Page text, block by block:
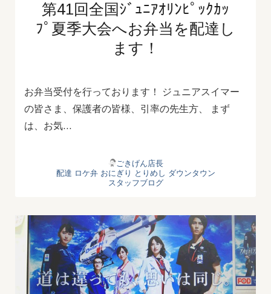
第41回全国ｼﾞｭﾆｱｵﾘﾝﾋﾟｯｸｶｯ
ﾌﾟ夏季大会へお弁当を配達し
ます！
お弁当受付を行っております！ ジュニアスイマー
の皆さま、保護者の皆様、引率の先生方、 まず
は、お気…
ごきげん店長
配達 ロケ弁 おにぎり とりめし ダウンタウン
スタッフブログ